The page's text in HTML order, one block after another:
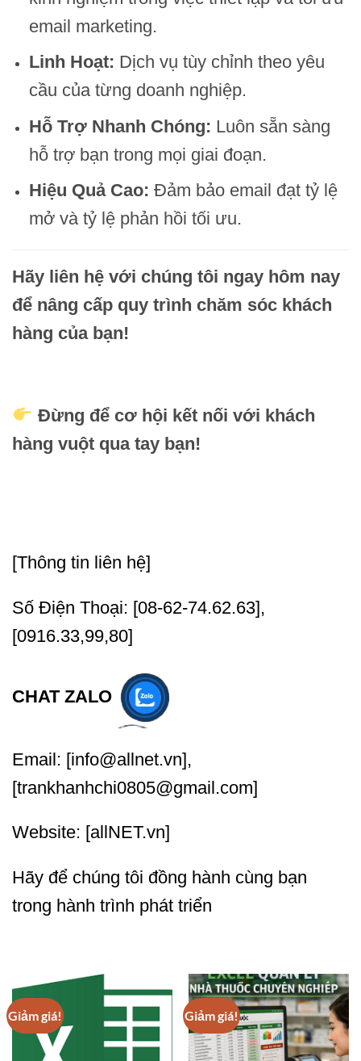
email marketing.
Linh Hoạt: Dịch vụ tùy chỉnh theo yêu
cầu của từng doanh nghiệp.
Hỗ Trợ Nhanh Chóng: Luôn sẵn sàng
hỗ trợ bạn trong mọi giai đoạn.
Hiệu Quả Cao: Đảm bảo email đạt tỷ lệ
mở và tỷ lệ phản hồi tối ưu.
Hãy liên hệ với chúng tôi ngay hôm nay
để nâng cấp quy trình chăm sóc khách
hàng của bạn!
Đừng để cơ hội kết nối với khách
hàng vuột qua tay bạn!
[Thông tin liên hệ]
Số Điện Thoại: [08-62-74.62.63],
[0916.33,99,80]
CHAT ZALO
Email: [info@allnet.vn],
[trankhanhchi0805@gmail.com]
Website: [allNET.vn]
Hãy để chúng tôi đồng hành cùng bạn
trong hành trình phát triển
Giảm giá! Giảm giá!